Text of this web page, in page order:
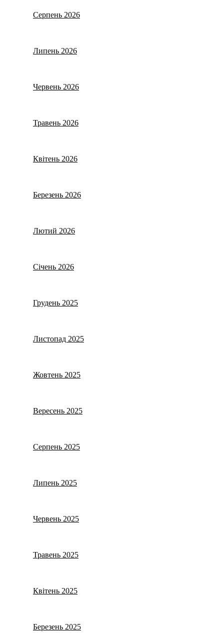
Серпень 2026
Липень 2026
Червень 2026
Травень 2026
Квітень 2026
Березень 2026
Лютий 2026
Січень 2026
Грудень 2025
Листопад 2025
Жовтень 2025
Вересень 2025
Серпень 2025
Липень 2025
Червень 2025
Травень 2025
Квітень 2025
Березень 2025